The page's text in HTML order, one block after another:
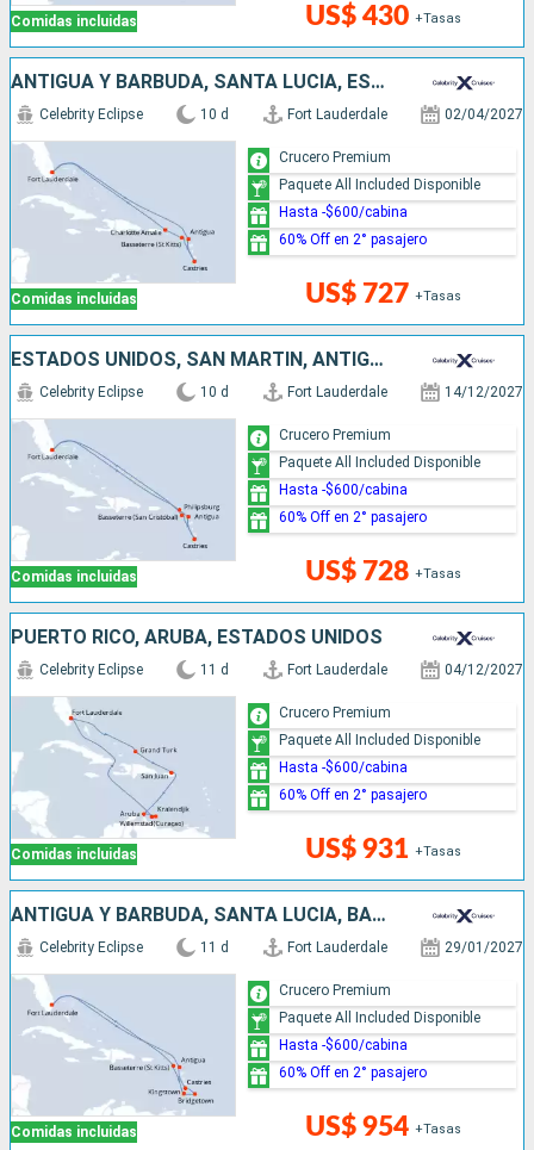
Comidas incluidas US$ 430 +Tasas
ANTIGUA Y BARBUDA, SANTA LUCIA, ESTADOS UNIDOS
Comidas incluidas
Celebrity Eclipse 10 d Fort Lauderdale 02/04/2027
US$ 727 +Tasas
Crucero Premium
Paquete All Included Disponible
Hasta -$600/cabina
60% Off en 2° pasajero
ESTADOS UNIDOS, SAN MARTÍN, ANTIGUA Y BARBUDA, SANTA LUCIA
Comidas incluidas
Celebrity Eclipse 10 d Fort Lauderdale 14/12/2027
US$ 728 +Tasas
Crucero Premium
Paquete All Included Disponible
Hasta -$600/cabina
60% Off en 2° pasajero
PUERTO RICO, ARUBA, ESTADOS UNIDOS
Comidas incluidas
Celebrity Eclipse 11 d Fort Lauderdale 04/12/2027
US$ 931 +Tasas
Crucero Premium
Paquete All Included Disponible
Hasta -$600/cabina
60% Off en 2° pasajero
ANTIGUA Y BARBUDA, SANTA LUCIA, BARBADOS, SAN VINCENT Y LAS GRANADINAS, ESTADOS UNIDOS
Comidas incluidas
Celebrity Eclipse 11 d Fort Lauderdale 29/01/2027
US$ 954 +Tasas
Crucero Premium
Paquete All Included Disponible
Hasta -$600/cabina
60% Off en 2° pasajero